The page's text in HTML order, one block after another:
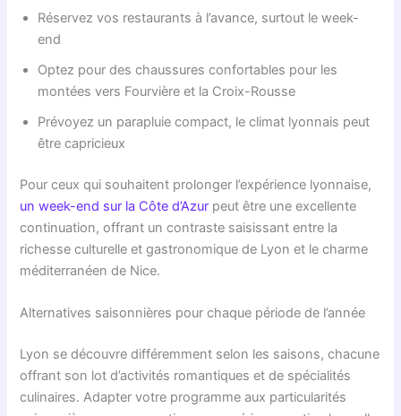
Réservez vos restaurants à l’avance, surtout le week-
end
Optez pour des chaussures confortables pour les
montées vers Fourvière et la Croix-Rousse
Prévoyez un parapluie compact, le climat lyonnais peut
être capricieux
Pour ceux qui souhaitent prolonger l’expérience lyonnaise,
un week-end sur la Côte d’Azur peut être une excellente
continuation, offrant un contraste saisissant entre la
richesse culturelle et gastronomique de Lyon et le charme
méditerranéen de Nice.
Alternatives saisonnières pour chaque période de l’année
Lyon se découvre différemment selon les saisons, chacune
offrant son lot d’activités romantiques et de spécialités
culinaires. Adapter votre programme aux particularités